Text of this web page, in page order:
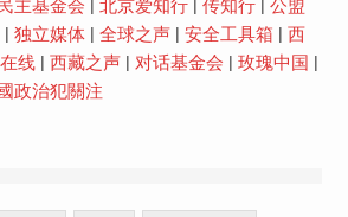
主基金会 北京爱知行| 传知行| 公盟
独立媒体| 全球之声| 安全工具箱
西
线| 西藏之声| 对话基金会 玫瑰中国
政治犯關注